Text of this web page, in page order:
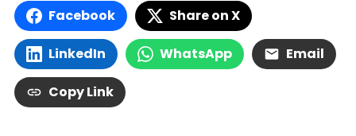
Facebook Share on X
LinkedIn WhatsApp Email
Copy Link